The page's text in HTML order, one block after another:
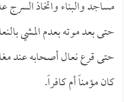
مساجد والبناء واتخاذ السرج
حتى بعد موته بعدم المشي
حتى قرع نعال أصحابه عند
كان مؤمناً أم كافراً.